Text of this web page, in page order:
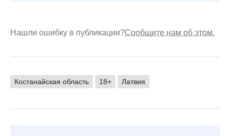
Нашли ошибку в публикации?Сообщите нам об этом.
Костанайская область 18+ Латвия